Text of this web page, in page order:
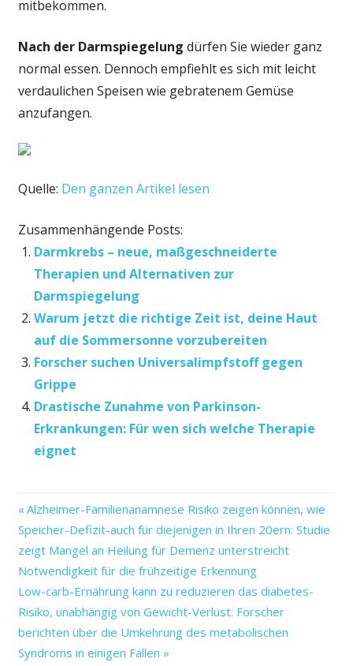
mitbekommen.
Nach der Darmspiegelung dürfen Sie wieder ganz
normal essen. Dennoch empfiehlt es sich mit leicht
verdaulichen Speisen wie gebratenem Gemüse
anzufangen.
Quelle: Den ganzen Artikel lesen
Zusammenhängende Posts:
Darmkrebs – neue, maßgeschneiderte
Therapien und Alternativen zur
Darmspiegelung
Warum jetzt die richtige Zeit ist, deine Haut
auf die Sommersonne vorzubereiten
Forscher suchen Universalimpfstoff gegen
Grippe
Drastische Zunahme von Parkinson-
Erkrankungen: Für wen sich welche Therapie
eignet
Darmkrebs
Darmkrebsvorsorge
Darmspiegelung
Gesundheit
reinigen
richtig?
Vorbeugung
Beitragsnavigation
Vorheriger
Beitrag:
Alzheimer-Familienanamnese Risiko zeigen können, wie
Speicher-Defizit-auch für diejenigen in Ihren 20ern: Studie
zeigt Mangel an Heilung für Demenz unterstreicht
Notwendigkeit für die frühzeitige Erkennung
Nächster
Beitrag:
Low-carb-Ernährung kann zu reduzieren das diabetes-
Risiko, unabhängig von Gewicht-Verlust: Forscher
berichten über die Umkehrung des metabolischen
Syndroms in einigen Fällen